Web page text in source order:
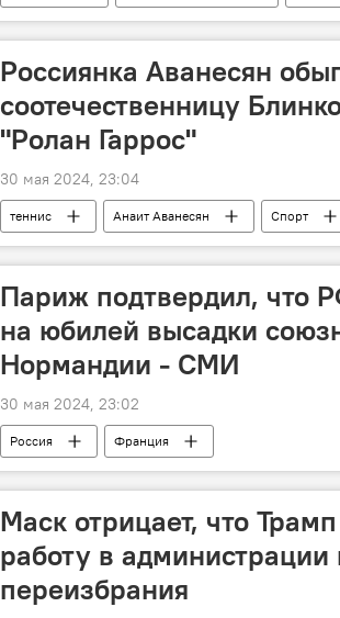
бедствие
стихия
Россиянка Аванесян
соотечественницу
"Ролан Гаррос"
30 мая 2024, 23:04
теннис Анаит Аванесян Спорт
Новости Армения
Париж подтвердил, что
на юбилей высадки
Нормандии - СМИ
30 мая 2024, 23:02
Россия Франция
Маск отрицает, что
работу в администрации
переизбрания